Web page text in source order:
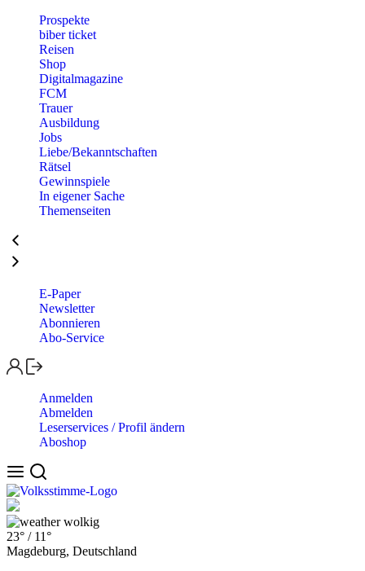
Prospekte
biber ticket
Reisen
Shop
Digitalmagazine
FCM
Trauer
Ausbildung
Jobs
Liebe/Bekanntschaften
Rätsel
Gewinnspiele
In eigener Sache
Themenseiten
E-Paper
Newsletter
Abonnieren
Abo-Service
Anmelden
Abmelden
Leserservices / Profil ändern
Aboshop
wolkig
23° / 11°
Magdeburg, Deutschland